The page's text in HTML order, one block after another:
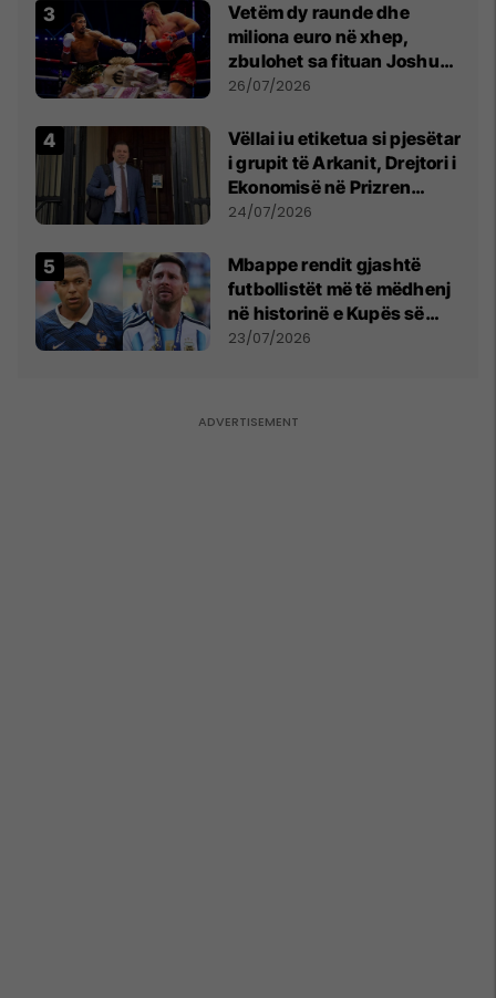
Vetëm dy raunde dhe
miliona euro në xhep,
zbulohet sa fituan Joshua
e Prenga
26/07/2026
Vëllai iu etiketua si pjesëtar
i grupit të Arkanit, Drejtori i
Ekonomisë në Prizren
mohon pretendimet
24/07/2026
Mbappe rendit gjashtë
futbollistët më të mëdhenj
në historinë e Kupës së
Botës, Messi mbetet i dyti
23/07/2026